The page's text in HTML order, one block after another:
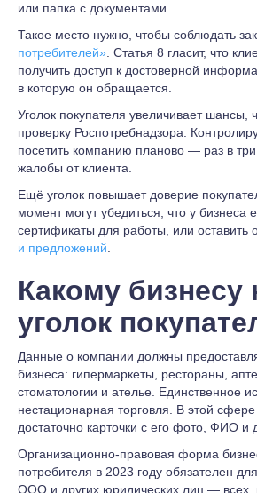
или папка с документами.
Такое место нужно, чтобы соблюдать
потребителей» . Статья 8 гласит, что
получить доступ к достоверной
в которую он обращается.
Уголок покупателя увеличивает шансы,
проверку Роспотребнадзора.
посетить компанию планово — раз в
жалобы от клиента.
Ещё уголок повышает доверие
момент могут убедиться, что у бизнеса
сертификаты для работы, или оставить
и предложений
Какому бизнесу
уголок
Данные о компании должны
бизнеса: гипермаркеты, рестораны,
стоматологии и ателье. Единственное
нестационарная торговля. В этой
достаточно карточки с его фото, ФИО и
Организационно-правовая форма
потребителя в 2023 году обязателен
ООО и других юридических лиц — всех,